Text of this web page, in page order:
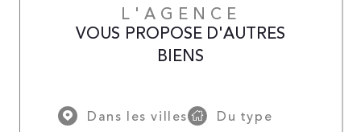
L'AGENCE
VOUS PROPOSE D'AUTRES
BIENS
Dans les villes Du type